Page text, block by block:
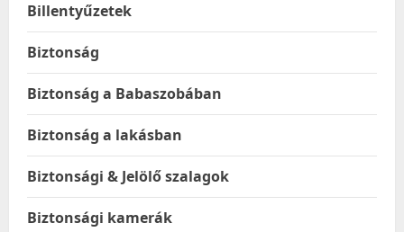
Billentyűzetek
Biztonság
Biztonság a Babaszobában
Biztonság a lakásban
Biztonsági & Jelölő szalagok
Biztonsági kamerák